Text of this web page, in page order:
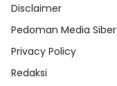
Disclaimer
Pedoman Media Siber
Privacy Policy
Redaksi